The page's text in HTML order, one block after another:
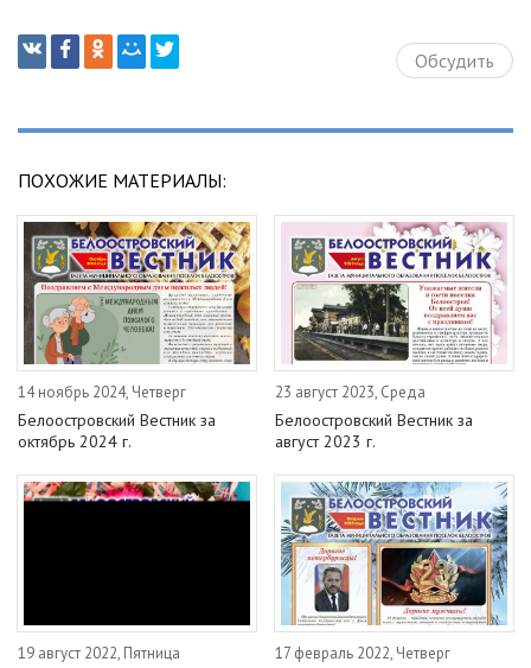
Обсудить
ПОХОЖИЕ МАТЕРИАЛЫ:
14 ноябрь 2024, Четверг
Белоостровский Вестник за
октябрь 2024 г.
23 август 2023, Среда
Белоостровский Вестник за
август 2023 г.
19 август 2022, Пятница 17 февраль 2022, Четверг